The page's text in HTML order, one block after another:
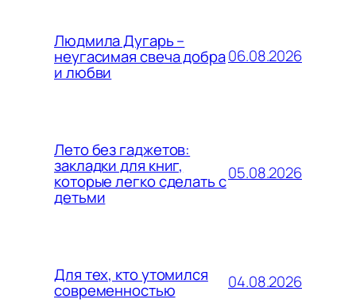
Людмила Дугарь –
неугасимая свеча добра
и любви
06.08.2026
Лето без гаджетов:
закладки для книг,
которые легко сделать с
детьми
05.08.2026
Для тех, кто утомился
современностью 04.08.2026